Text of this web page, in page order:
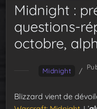
Midnight :
questions-
octobre,
Midnight /
Blizzard vient de